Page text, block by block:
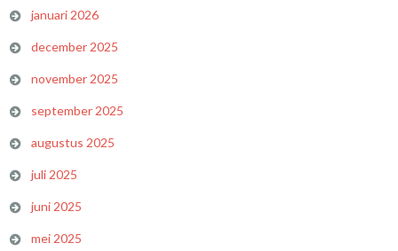
januari 2026
december 2025
november 2025
september 2025
augustus 2025
juli 2025
juni 2025
mei 2025